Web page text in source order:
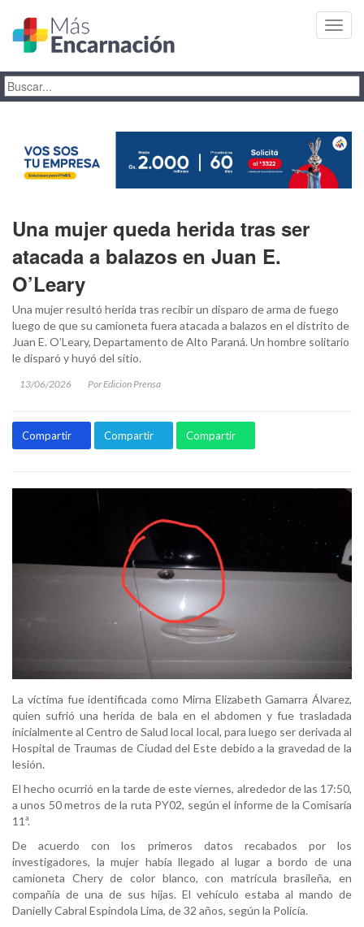
Una mujer queda herida tras ser
atacada a balazos en Juan E.
O’Leary
Una mujer resultó herida tras recibir un disparo de arma de fuego
luego de que su camioneta fuera atacada a balazos en el distrito de
Juan E. O’Leary, Departamento de Alto Paraná. Un hombre solitario
le disparó y huyó del sitio.
13/06/2026 Por Edicion Prensa
Compartir Compartir Compartir
La víctima fue identificada como Mirna Elizabeth Gamarra Álvarez,
quien sufrió una herida de bala en el abdomen y fue trasladada
inicialmente al Centro de Salud local local, para luego ser derivada al
Hospital de Traumas de Ciudad del Este debido a la gravedad de la
lesión.
El hecho ocurrió en la tarde de este viernes, alrededor de las 17:50,
a unos 50 metros de la ruta PY02, según el informe de la Comisaría
11ª.
De acuerdo con los primeros datos recabados por los
investigadores, la mujer había llegado al lugar a bordo de una
camioneta Chery de color blanco, con matrícula brasileña, en
compañía de una de sus hijas. El vehículo estaba al mando de
Danielly Cabral Espindola Lima, de 32 años, según la Policía.